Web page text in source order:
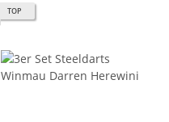
TOP